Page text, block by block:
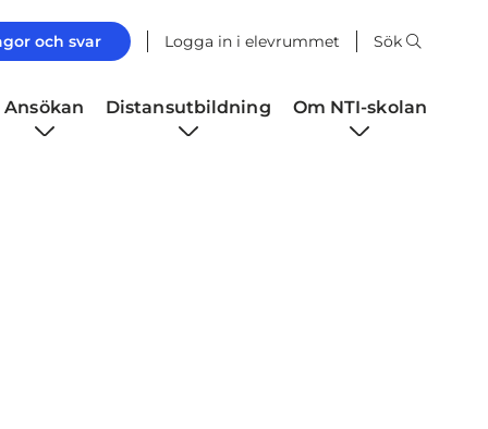
och svar Logga in i elevrummet Sök
Ansökan Distansutbildning Om NTI-skolan